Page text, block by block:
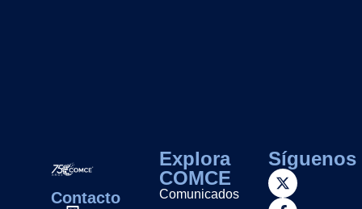
Contacto
Explora
COMCE
Comunicados
Síguenos